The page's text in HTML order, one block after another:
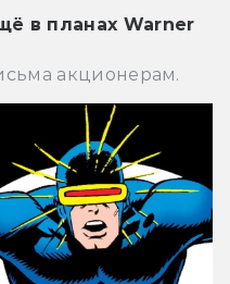
в планах Warner
акционерам.